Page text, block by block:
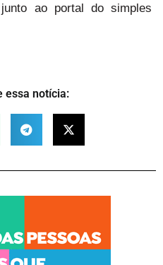
ao portal do simples
essa notícia: